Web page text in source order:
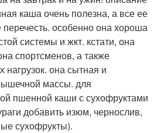
каша очень полезна, а все ее
особенно она хороша
системы и жкт. кстати, она
спортсменов, а также
она сытная и
массы. для
пшенной каши с сухофруктами
добавить изюм, чернослив,
сухофрукты).